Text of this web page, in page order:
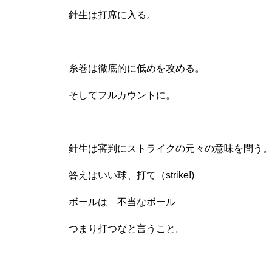
針生は打席に入る。
糸巻は徹底的に低めを攻める。
そしてフルカウントに。
針生は審判にストライクの元々の意味を問う。
答えはいい球、打て（strike!)
ボールは 不当なボール
つまり打つなと言うこと。